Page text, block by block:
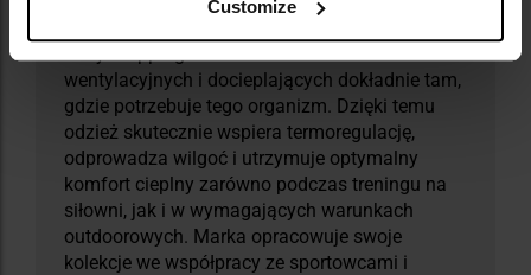
Customize
body-mapping umożliwia rozmieszczenie stref
wentylacyjnych i docieplających dokładnie tam,
gdzie potrzebuje tego organizm. Dzięki temu
odzież skutecznie wspiera termoregulację,
odprowadza wilgoć i utrzymuje optymalny
komfort cieplny zarówno podczas treningu na
siłowni, jak i w wymagających warunkach
outdoorowych. Marka opracowuje swoje
kolekcje we współpracy ze sportowcami i